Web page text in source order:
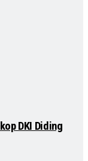
DKI Diding